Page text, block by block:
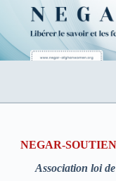
contenu
NEGAR-
Association loi